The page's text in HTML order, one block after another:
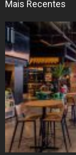
Mais Recentes